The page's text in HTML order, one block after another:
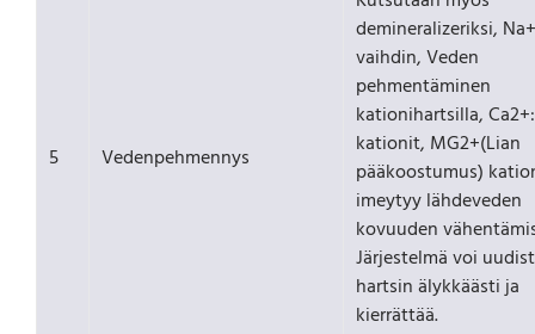
5 Vedenpehmennys
demineralizeriksi,
vaihdin, Veden
pehmentäminen
kationihartsilla,
kationit, MG2+(Lian
pääkoostumus)
imeytyy lähdeveden
kovuuden
Järjestelmä voi
hartsin älykkäästi ja
kierrättää.